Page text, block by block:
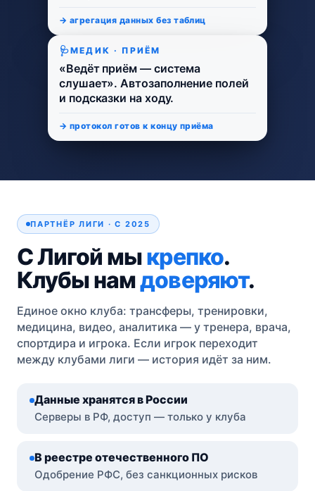
→ агрегация данных без таблиц
МЕДИК · ПРИЁМ
«Ведёт приём — система
слушает». Автозаполнение полей
и подсказки на ходу.
→ протокол готов к концу приёма
ПАРТНЁР ЛИГИ · С 2025
С Лигой мыкрепко.
Клубы намдоверяют.
Единое окно клуба: трансферы, тренировки,
медицина, видео, аналитика — у тренера, врача,
спортдира и игрока. Если игрок переходит
между клубами лиги — история идёт за ним.
Данные хранятся в России
Серверы в РФ, доступ — только у клуба
В реестре отечественного ПО
Одобрение РФС, без санкционных рисков